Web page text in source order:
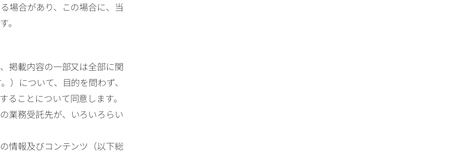
場合があり、この場合に、当
。
掲載内容の一部又は全部に関
）について、目的を問わず、
ことについて同意します。
業務受託先が、いろいろらい
情報及びコンテンツ（以下総